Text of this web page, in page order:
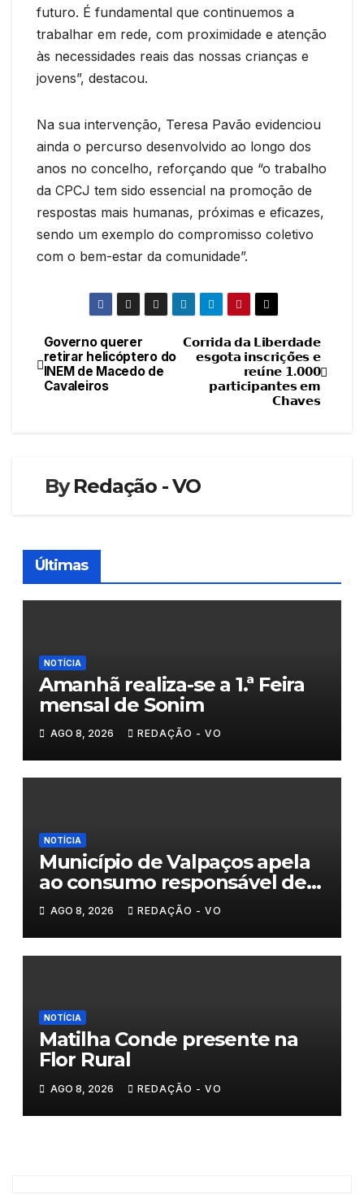
futuro. É fundamental que continuemos a
trabalhar em rede, com proximidade e atenção
às necessidades reais das nossas crianças e
jovens”, destacou.
Na sua intervenção, Teresa Pavão evidenciou
ainda o percurso desenvolvido ao longo dos
anos no concelho, reforçando que “o trabalho
da CPCJ tem sido essencial na promoção de
respostas mais humanas, próximas e eficazes,
sendo um exemplo do compromisso coletivo
com o bem-estar da comunidade”.
Navegação
de
𝗖𝗼𝗿𝗿𝗶𝗱𝗮 𝗱𝗮 𝗟𝗶𝗯𝗲𝗿𝗱𝗮𝗱𝗲
𝗲𝘀𝗴𝗼𝘁𝗮 𝗶𝗻𝘀𝗰𝗿𝗶𝗰̧𝗼̃𝗲𝘀 𝗲
𝗿𝗲𝘂́𝗻𝗲 𝟭.𝟬𝟬𝟬
𝗽𝗮𝗿𝘁𝗶𝗰𝗶𝗽𝗮𝗻𝘁𝗲𝘀 𝗲𝗺
𝗖𝗵𝗮𝘃𝗲𝘀
Governo querer
retirar helicóptero do
INEM de Macedo de
Cavaleiros
ByRedação - VO
Últimas
NOTÍCIA
Amanhã realiza-se a 1.ª Feira
mensal de Sonim
AGO 8, 2026 REDAÇÃO - VO
NOTÍCIA
Município de Valpaços apela
ao consumo responsável de
água
AGO 8, 2026 REDAÇÃO - VO
NOTÍCIA
Matilha Conde presente na
Flor Rural
AGO 8, 2026 REDAÇÃO - VO